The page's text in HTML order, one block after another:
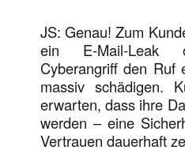
JS: Genau! Zum
ein E-Mail-Leak
Cyberangriff den Ruf
massiv schädigen.
erwarten, dass ihre
werden – eine
Vertrauen dauerhaft